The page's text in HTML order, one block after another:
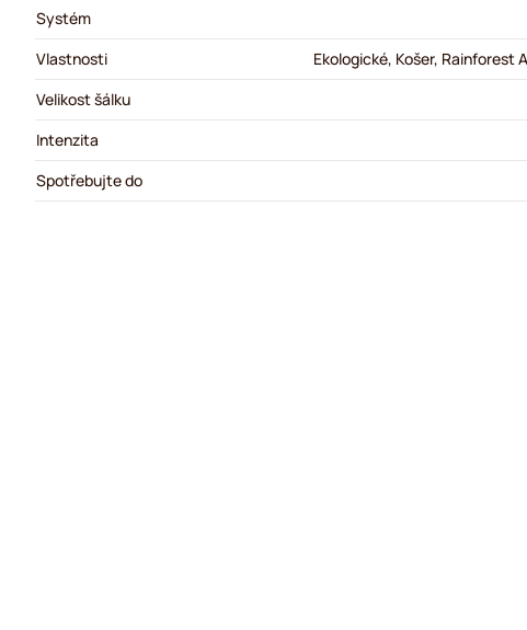
Systém
Vlastnosti
Ekologické, Košer, Rainforest
Velikost šálku
Intenzita
Spotřebujte do